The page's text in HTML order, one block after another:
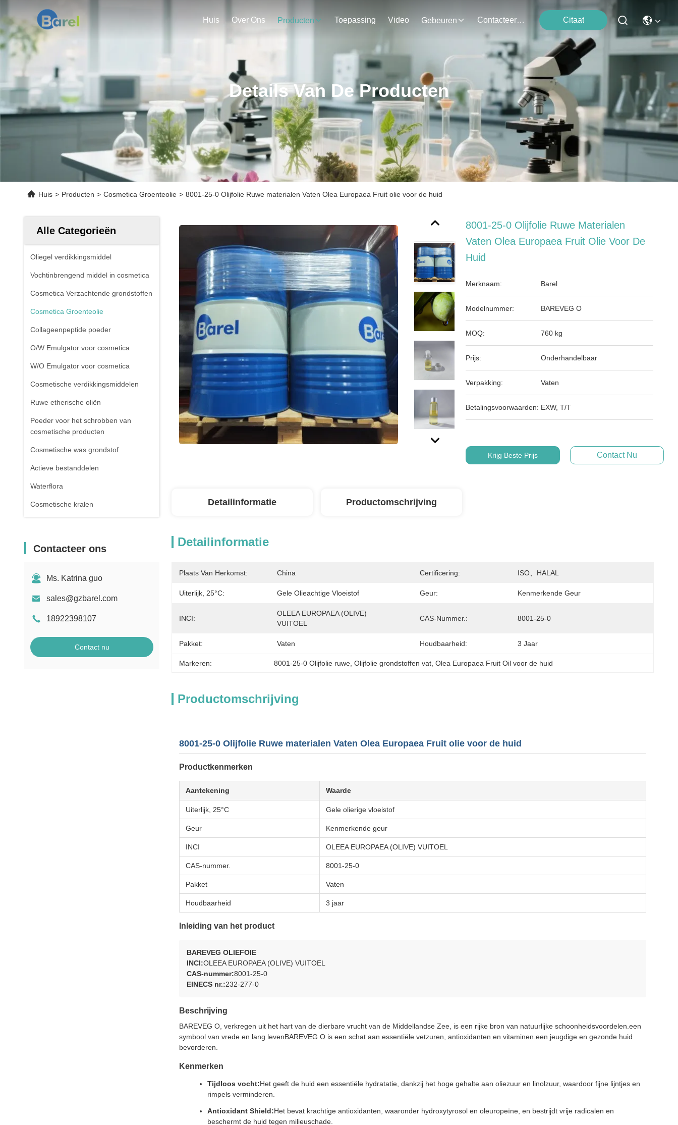
Huis Over Ons Producten Toepassing Video Gebeuren Contacteer Ons Citaat
Details Van De Producten
Huis > Producten > Cosmetica Groenteolie > 8001-25-0 Olijfolie Ruwe materialen Vaten Olea Europaea Fruit olie voor de huid
Alle Categorieën
Oliegel verdikkingsmiddel
Vochtinbrengend middel in cosmetica
Cosmetica Verzachtende grondstoffen
Cosmetica Groenteolie
Collageenpeptide poeder
O/W Emulgator voor cosmetica
W/O Emulgator voor cosmetica
Cosmetische verdikkingsmiddelen
Ruwe etherische oliën
Poeder voor het schrobben van
cosmetische producten
Cosmetische was grondstof
Actieve bestanddelen
Waterflora
Cosmetische kralen
Contacteer ons
Ms. Katrina guo
sales@gzbarel.com
18922398107
Contact nu
8001-25-0 Olijfolie Ruwe Materialen
Vaten Olea Europaea Fruit Olie Voor De
Huid
Merknaam: Barel
Modelnummer: BAREVEG O
MOQ: 760 kg
Prijs: Onderhandelbaar
Verpakking: Vaten
Betalingsvoorwaarden: EXW, T/T
Krijg Beste Prijs Contact Nu
Detailinformatie Productomschrijving
Detailinformatie
Plaats Van Herkomst: China Certificering: ISO、HALAL
Uiterlijk, 25°C: Gele Olieachtige Vloeistof Geur: Kenmerkende Geur
INCI:
OLEEA EUROPAEA (OLIVE)
VUITOEL
CAS-Nummer.: 8001-25-0
Pakket: Vaten Houdbaarheid: 3 Jaar
Markeren: 8001-25-0 Olijfolie ruwe , Olijfolie grondstoffen vat , Olea Europaea Fruit Oil voor de huid
Productomschrijving
8001-25-0 Olijfolie Ruwe materialen Vaten Olea Europaea Fruit olie voor de huid
Productkenmerken
Aantekening Waarde
Uiterlijk, 25°C Gele olierige vloeistof
Geur Kenmerkende geur
INCI OLEEA EUROPAEA (OLIVE) VUITOEL
CAS-nummer. 8001-25-0
Pakket Vaten
Houdbaarheid 3 jaar
Inleiding van het product
BAREVEG OLIEFOIE
INCI:OLEEA EUROPAEA (OLIVE) VUITOEL
CAS-nummer:8001-25-0
EINECS nr.:232-277-0
Beschrijving
BAREVEG O, verkregen uit het hart van de dierbare vrucht van de Middellandse Zee, is een rijke bron van natuurlijke schoonheidsvoordelen.een
symbool van vrede en lang levenBAREVEG O is een schat aan essentiële vetzuren, antioxidanten en vitaminen.een jeugdige en gezonde huid
bevorderen.
Kenmerken
Tijdloos vocht:Het geeft de huid een essentiële hydratatie, dankzij het hoge gehalte aan oliezuur en linolzuur, waardoor fijne lijntjes en
rimpels verminderen.
Antioxidant Shield:Het bevat krachtige antioxidanten, waaronder hydroxytyrosol en oleuropeïne, en bestrijdt vrije radicalen en
beschermt de huid tegen milieuschade.